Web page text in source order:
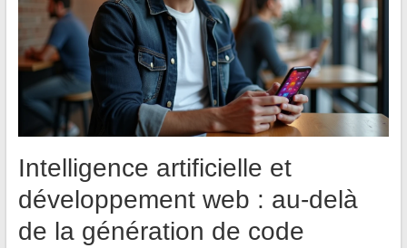
Intelligence artificielle et
développement web : au-delà
de la génération de code